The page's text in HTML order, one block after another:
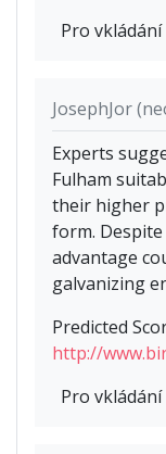
Pro
JosephJor
Experts
Fulham
their higher
form.
advantage
galvanizing
Predicted
http://
Pro